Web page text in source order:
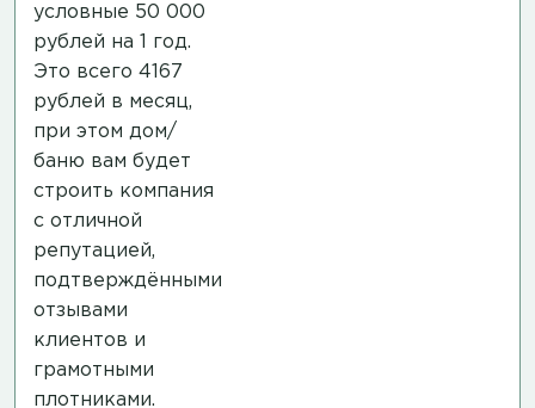
условные 50 000
рублей на 1 год.
Это всего 4167
рублей в месяц,
при этом дом/
баню вам будет
строить компания
с отличной
репутацией,
подтверждёнными
отзывами
клиентов и
грамотными
плотниками.